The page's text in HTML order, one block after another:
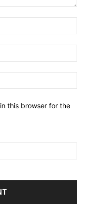
this browser for the